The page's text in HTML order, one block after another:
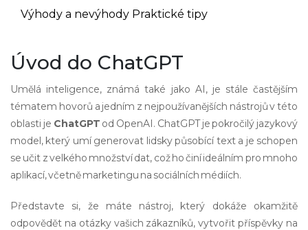
Výhody a nevýhody Praktické tipy
Úvod do ChatGPT
Umělá inteligence, známá také jako AI, je stále častějším
tématem hovorů a jedním z nejpoužívanějších nástrojů v této
oblasti je ChatGPT od OpenAI. ChatGPT je pokročilý jazykový
model, který umí generovat lidsky působící text a je schopen
se učit z velkého množství dat, což ho činí ideálním pro mnoho
aplikací, včetně marketingu na sociálních médiích.
Představte si, že máte nástroj, který dokáže okamžitě
odpovědět na otázky vašich zákazníků, vytvořit příspěvky na